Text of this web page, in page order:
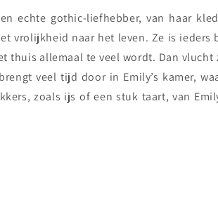
echte gothic-liefhebber, van haar
vrolijkheid naar het leven. Ze is ieders
thuis allemaal te veel wordt. Dan
veel tijd door in Emily’s kamer,
zoals ijs of een stuk taart, van